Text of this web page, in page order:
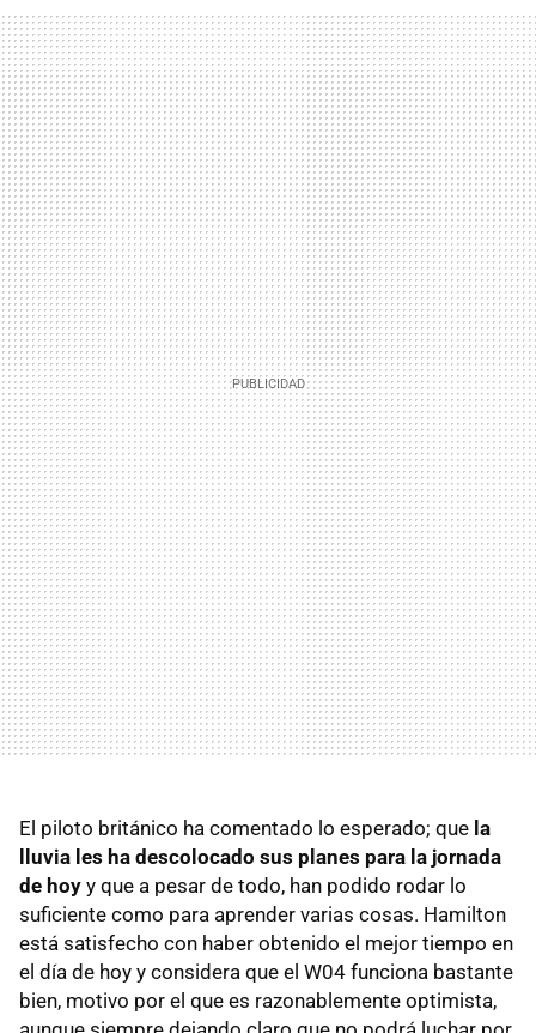
El piloto británico ha comentado lo esperado; que la
lluvia les ha descolocado sus planes para la jornada
de hoy y que a pesar de todo, han podido rodar lo
suficiente como para aprender varias cosas. Hamilton
está satisfecho con haber obtenido el mejor tiempo en
el día de hoy y considera que el W04 funciona bastante
bien, motivo por el que es razonablemente optimista,